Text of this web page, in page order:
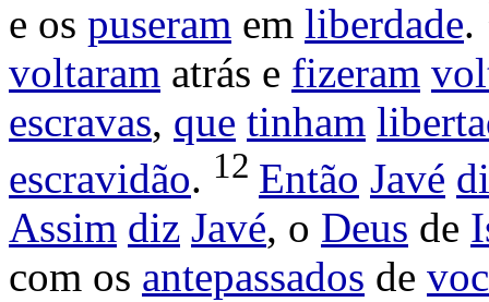
e os puseram em liberdade.
voltaram atrás e fizeram
escravas, que tinham
escravidão. 12 Então Javé
Assim diz Javé, o Deus de
com os antepassados de